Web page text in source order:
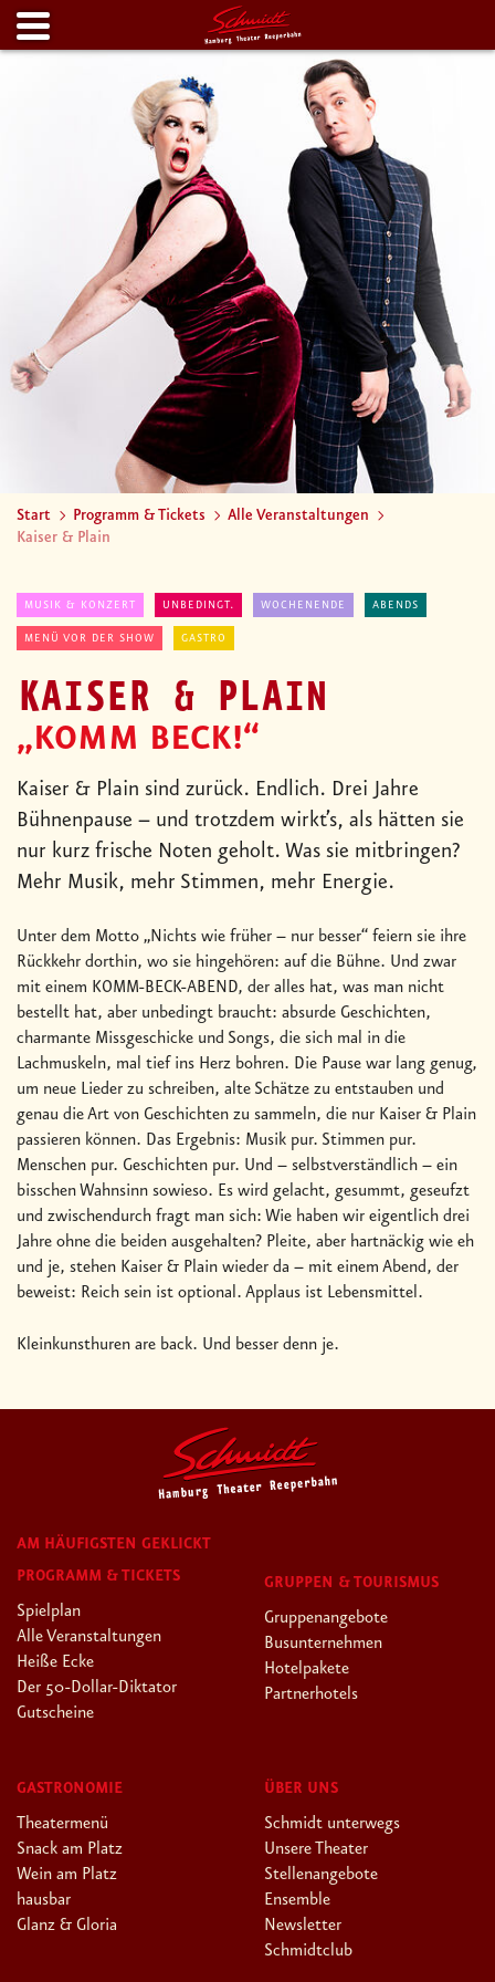
Start Programm & Tickets
Alle Veranstaltungen
Kaiser & Plain
MUSIK & KONZERT UNBEDINGT. WOCHENENDE ABENDS
MENÜ VOR DER SHOW GASTRO
KAISER & PLAIN
„KOMM BECK!“
Kaiser & Plain sind zurück. Endlich. Drei Jahre
Bühnenpause – und trotzdem wirkt’s, als hätten sie
nur kurz frische Noten geholt. Was sie mitbringen?
Mehr Musik, mehr Stimmen, mehr Energie.
Unter dem Motto „Nichts wie früher – nur besser“ feiern sie ihre
Rückkehr dorthin, wo sie hingehören: auf die Bühne. Und zwar
mit einem KOMM-BECK-ABEND, der alles hat, was man nicht
bestellt hat, aber unbedingt braucht: absurde Geschichten,
charmante Missgeschicke und Songs, die sich mal in die
Lachmuskeln, mal tief ins Herz bohren. Die Pause war lang genug,
um neue Lieder zu schreiben, alte Schätze zu entstauben und
genau die Art von Geschichten zu sammeln, die nur Kaiser & Plain
passieren können. Das Ergebnis: Musik pur. Stimmen pur.
Menschen pur. Geschichten pur. Und – selbstverständlich – ein
bisschen Wahnsinn sowieso. Es wird gelacht, gesummt, geseufzt
und zwischendurch fragt man sich: Wie haben wir eigentlich drei
Jahre ohne die beiden ausgehalten? Pleite, aber hartnäckig wie eh
und je, stehen Kaiser & Plain wieder da – mit einem Abend, der
beweist: Reich sein ist optional. Applaus ist Lebensmittel.
Kleinkunsthuren are back. Und besser denn je.
AM HÄUFIGSTEN GEKLICKT
PROGRAMM & TICKETS
Spielplan
Alle Veranstaltungen
Heiße Ecke
Der 50-Dollar-Diktator
Gutscheine
GRUPPEN & TOURISMUS
Gruppenangebote
Busunternehmen
Hotelpakete
Partnerhotels
GASTRONOMIE
Theatermenü
Snack am Platz
Wein am Platz
hausbar
Glanz & Gloria
ÜBER UNS
Schmidt unterwegs
Unsere Theater
Stellenangebote
Ensemble
Newsletter
Schmidtclub